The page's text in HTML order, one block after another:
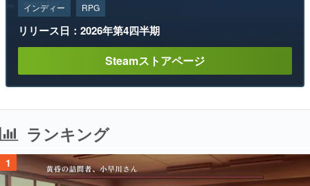
インディー RPG
リリース日：2026年第4四半期
Steamストアページ
ランキング
1